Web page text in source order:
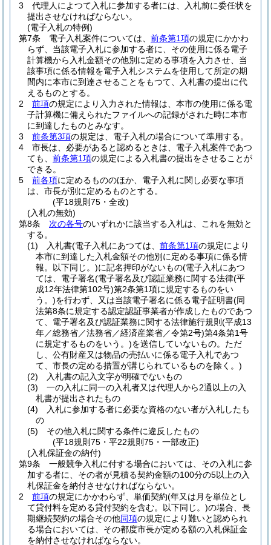
3
代理人によつて入札に参加する者には、入札前に委任状を
提出させなければならない。
(電子入札の特例)
第7条
電子入札案件については、 前条第1項の規定にかかわ
らず、当該電子入札に参加する者に、その使用に係る電子
計算機から入札金額その他別に定める事項を入力させ、当
該事項に係る情報を電子入札システムを使用して所定の期
間内に本市に到達させることをもつて、入札書の提出に代
えるものとする。
2
前項の規定により入力された情報は、本市の使用に係る電
子計算機に備えられたファイルへの記録がされた時に本市
に到達したものとみなす。
3
前条第3項の規定は、電子入札の場合について準用する。
4
市長は、必要があると認めるときは、電子入札案件であつ
ても、 前条第1項の規定による入札書の提出をさせることが
できる。
5
前各項に定めるもののほか、電子入札に関し必要な事項
は、市長が別に定めるものとする。
(平18規則75・全改)
(入札の無効)
第8条
次の各号のいずれかに該当する入札は、これを無効と
する。
(1)
入札書(電子入札にあつては、 前条第1項の規定により
本市に到達した入札金額その他別に定める事項に係る情
報。以下同じ。)に記名押印がないもの(電子入札にあつ
ては、電子署名(電子署名及び認証業務に関する法律(平
成12年法律第102号)第2条第1項に規定するものをい
う。)を行わず、又は当該電子署名に係る電子証明書(同
法第8条に規定する認定認証事業者が作成したものであつ
て、電子署名及び認証業務に関する法律施行規則 (平成13
年／総務省／法務省／経済産業省／令第2号)第4条第1号
に規定するものをいう。)を送信していないもの。ただ
し、公有財産又は物品の売払いに係る電子入札であつ
て、市長の定める措置が講じられているものを除く。)
(2)
入札書の記入文字が明確でないもの
(3)
一の入札に同一の入札者又は代理人から2通以上の入
札書が提出されたもの
(4)
入札に参加する者に必要な資格のない者が入札したも
の
(5)
その他入札に関する条件に違反したもの
(平18規則75・平22規則75・一部改正)
(入札保証金の納付)
第9条
一般競争入札に付する場合においては、その入札に参
加する者に、その者が見積る契約金額の100分の5以上の入
札保証金を納付させなければならない。
2
前項の規定にかかわらず、単価契約(年又は月を単位とし
て貸付料を定める貸付契約を含む。以下同じ。)の場合、長
期継続契約の場合その他同項の規定により難いと認められ
る場合においては、その都度市長が定める額の入札保証金
を納付させなければならない。